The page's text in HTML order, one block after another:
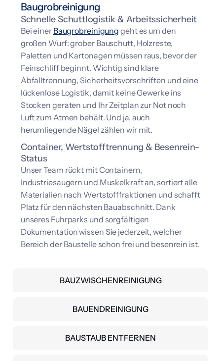
BAUZWISCHENREINIGUNG
BAUENDREINIGUNG
BAUSTAUB ENTFERNEN
Baugrobreinigung
Schnelle Schuttlogistik & Arbeitssicherheit
Bei einer Baugrobreinigung geht es um den
großen Wurf: grober Bauschutt, Holzreste,
Paletten und Kartonagen müssen raus, bevor der
Feinschliff beginnt. Wichtig sind klare
Abfalltrennung, Sicherheitsvorschriften und eine
lückenlose Logistik, damit keine Gewerke ins
Stocken geraten und Ihr Zeitplan zur Not noch
Luft zum Atmen behält. Und ja, auch
herumliegende Nägel zählen wir mit.
Container, Wertstofftrennung & Besenrein-
Status
Unser Team rückt mit Containern,
Industriesaugern und Muskelkraft an, sortiert alle
Materialien nach Wertstofffraktionen und schafft
Platz für den nächsten Bauabschnitt. Dank
unseres Fuhrparks und sorgfältigen
Dokumentation wissen Sie jederzeit, welcher
Bereich der Baustelle schon frei und besenrein ist.